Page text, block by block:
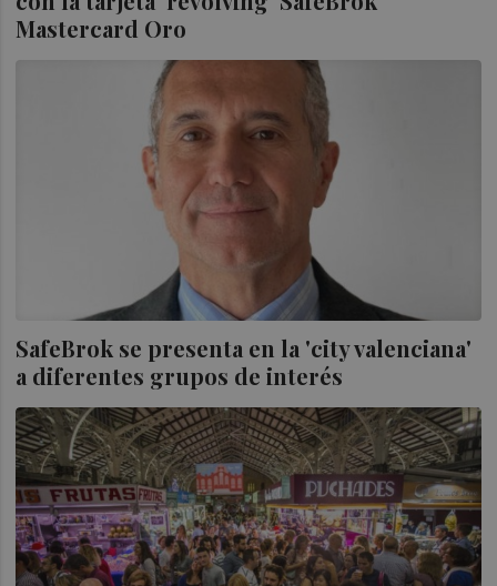
Mastercard Oro
SafeBrok se presenta en la 'city valenciana'
a diferentes grupos de interés